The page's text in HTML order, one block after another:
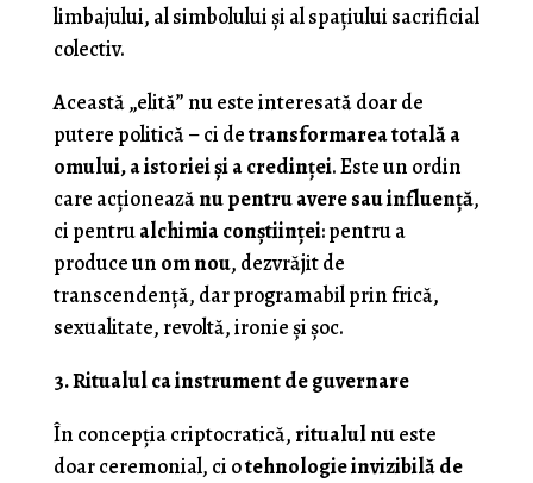
limbajului, al simbolului și al spațiului sacrificial
colectiv.
Această „elită” nu este interesată doar de
putere politică – ci detransformarea totală a
omului, a istoriei și a credinței. Este un ordin
care acționeazănu pentru avere sau influență,
ci pentrualchimia conștiinței: pentru a
produce un om nou, dezvrăjit de
transcendență, dar programabil prin frică,
sexualitate, revoltă, ironie și șoc.
3. Ritualul ca instrument de guvernare
În concepția criptocratică,ritualulnu este
doar ceremonial, ci otehnologie invizibilă de